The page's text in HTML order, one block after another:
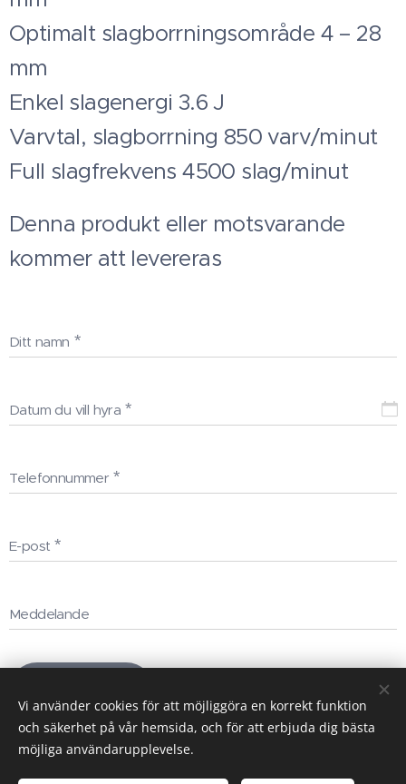
Optimalt slagborrningsområde 4 – 28
mm
Enkel slagenergi 3.6 J
Varvtal, slagborrning 850 varv/minut
Full slagfrekvens 4500 slag/minut
Denna produkt eller motsvarande
kommer att levereras
Ditt namn
Datum du vill hyra
Telefonnummer
E-post
Meddelande
Vi använder cookies för att möjliggöra en korrekt funktion
och säkerhet på vår hemsida, och för att erbjuda dig bästa
möjliga användarupplevelse.